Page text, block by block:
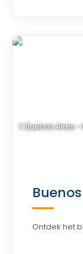
Buenos Aires
Ontdek het